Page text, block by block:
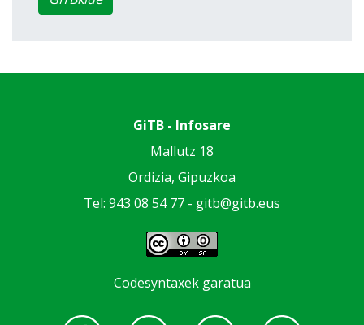
GiTB - Infosare
Mallutz 18
Ordizia, Gipuzkoa
Tel: 943 08 54 77 - gitb@gitb.eus
Codesyntaxek garatua